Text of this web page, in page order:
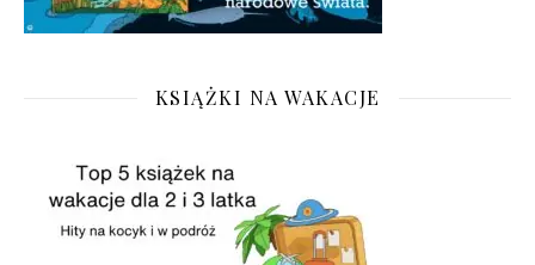
KSIĄŻKI NA WAKACJE